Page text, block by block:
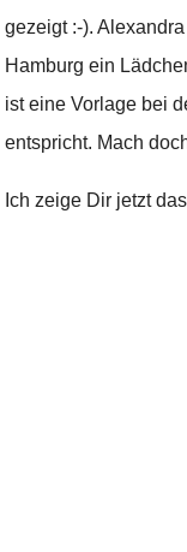
gezeigt :-).
Hamburg ein
ist eine Vorlage bei
entspricht. Mach
Ich zeige Dir jetzt